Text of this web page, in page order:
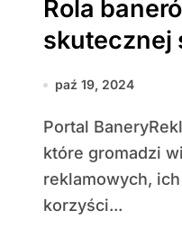
Rola
skutecznej
paź 19, 2024
Portal BaneryReklamoweLublin.pl to miejsce,
które gromadzi
reklamowych,
korzyści...